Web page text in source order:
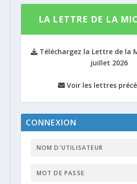
LA LETTRE DE LA
Téléchargez la Lettre de la
juillet 2026
Voir les lettres
CONNEXION